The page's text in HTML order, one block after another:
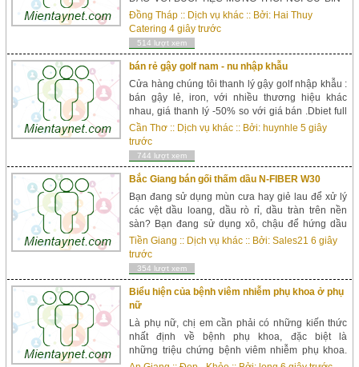
HAI THỤY CATERING Hôm nay là ngày con yêu
của bạn trong một tuổi? Có thể con chưa biết hát
nhưng con rất vui mừng khi nghe được những lời
chúc của các cô, các chú,… con cũng ...
Đồng Tháp :: Dịch vụ khác :: Bởi: Hai Thuy
Catering 4 giây trước
514 lượt xem
bán rẻ gậy golf nam - nu nhập khẫu
Cửa hàng chúng tôi thanh lý gậy golf nhập khẫu :
bán gậy lẻ, iron, với nhiều thương hiệu khác
nhau, giá thanh lý -50% so với giá bán .Dbiet full
set giá cực rẻ : 1 bộ full set cho người mới chơi
giá 10 -12 triệu. Gậy cam kết 100% chính hãng
Japan , USA , tình trạng còn mới trên 85% xem
hàng trực tiếp tại 36 đường...
Cần Thơ :: Dịch vụ khác :: Bởi:huynhle 5 giây
trước
744 lượt xem
Bắc Giang bán gối thấm dầu N-FIBER W30
Bạn đang sử dụng mùn cưa hay giẻ lau để xử lý
các vệt dầu loang, dầu rò rỉ, dầu tràn trên nền
sàn? Bạn đang sử dụng xô, chậu để hứng dầu
thải từ máy móc, thiết bị? Tất cả cách thức đó chỉ
làm cho bạn thêm vất cả và mệt mỏi hơn mà thôi.
Hãy sử dụng các sản phẩm chuyên dụng để giúp
công việc vệ sinh nhà máy, xí nghiệp…củ...
Tiền Giang :: Dịch vụ khác :: Bởi:Sales21 6 giây
trước
354 lượt xem
Biểu hiện của bệnh viêm nhiễm phụ khoa ở phụ
nữ
Là phụ nữ, chị em cần phải có những kiến thức
nhất định về bệnh phụ khoa, đặc biệt là
những triệu chứng bệnh viêm nhiễm phụ khoa.
Việc hiểu biết những triệu chứng của bệnh phụ